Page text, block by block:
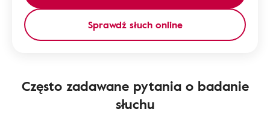
Sprawdź słuch online
Często zadawane pytania o badanie
słuchu